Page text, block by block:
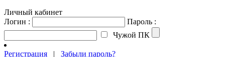
Личный кабинет
Логин :
Пароль :
Чужой ПК
Регистрация | Забыли пароль?